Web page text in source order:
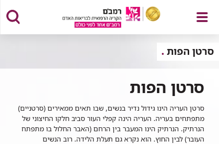
פתח
תפריט
סרטן הפות
סרטן הפות
סרטן העריה הינו גידול נדיר בנשים, שבו תאים ממאירים (סרטניים)
מתפתחים בעריה. העריה הינה קפלי העור סביב חלקו החיצוני של
הנרתיק. הנרתיק הינו המעבר בין הרחם (האבר החלול בו מתפתח
העובר) לבין החוץ. הוא נקרא גם תעלת הלידה. רוב הנשים